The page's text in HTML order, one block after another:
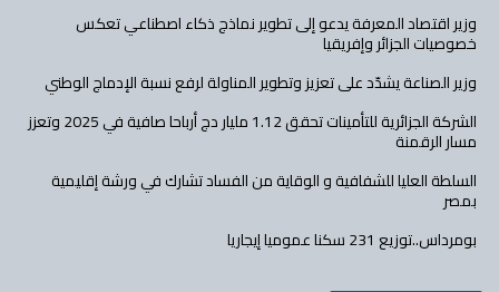
وزير اقتصاد المعرفة يدعو إلى تطوير نماذج ذكاء اصطناعي تعكس
خصوصيات الجزائر وإفريقيا
وزير الصناعة يشدّد على تعزيز وتطوير المناولة لرفع نسبة الإدماج الوطني
الشركة الجزائرية للتأمينات تحقق 1.12 مليار دج أرباحا صافية في 2025 وتعزز
مسار الرقمنة
السلطة العليا للشفافية و الوقاية من الفساد تشارك في ورشة إقليمية
بمصر
بومرداس..توزيع 231 سكنا عموميا إيجاريا